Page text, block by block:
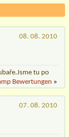
08. 08. 2010
tu po
Bewertungen »
07. 08. 2010